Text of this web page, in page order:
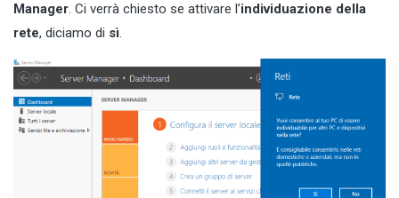
Manager. Ci verrà chiesto se attivare l’individuazione della
rete, diciamo di sì.